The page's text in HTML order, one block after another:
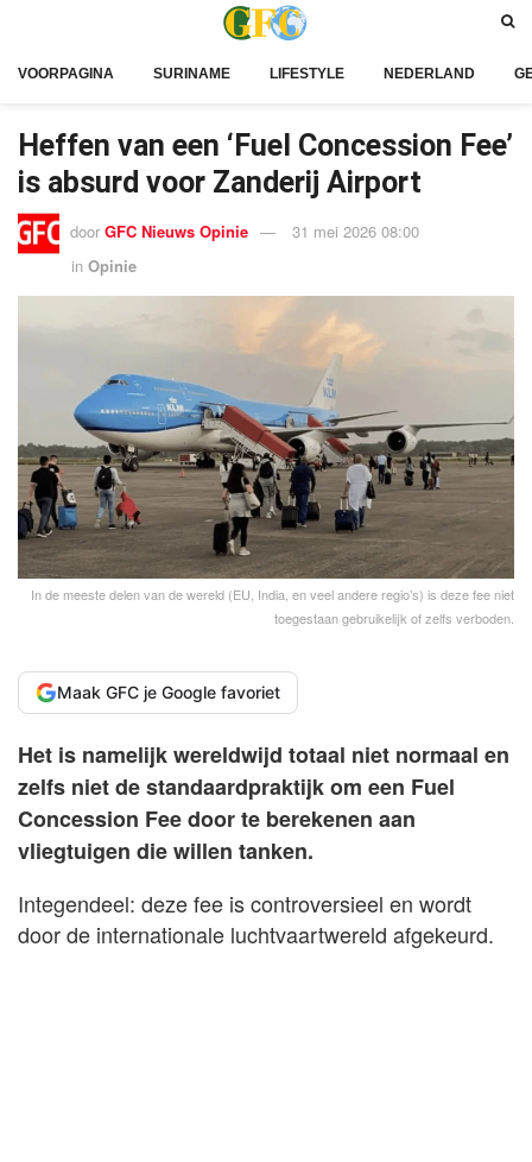
VOORPAGINA SURINAME LIFESTYLE NEDERLAND
Heffen van een ‘Fuel Concession Fee’
is absurd voor Zanderij Airport
door GFC Nieuws Opinie
31 mei 2026 08:00
in Opinie
In de meeste delen van de wereld (EU, India, en veel andere regio’s) is deze fee niet
toegestaan gebruikelijk of zelfs verboden.
Maak GFC je Google favoriet
Het is namelijk wereldwijd totaal niet normaal en
zelfs niet de standaardpraktijk om een Fuel
Concession Fee door te berekenen aan
vliegtuigen die willen tanken.
Integendeel: deze fee is controversieel en wordt
door de internationale luchtvaartwereld afgekeurd.